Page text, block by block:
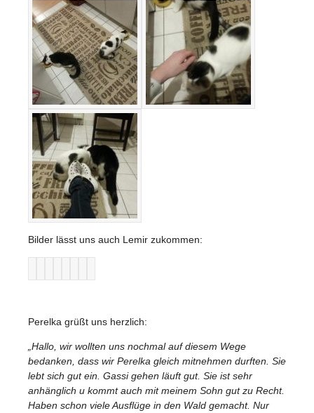
Bilder lässt uns auch Lemir zukommen:
Perelka grüßt uns herzlich:
„Hallo, wir wollten uns nochmal auf diesem Wege
bedanken, dass wir Perelka gleich mitnehmen durften. Sie
lebt sich gut ein. Gassi gehen läuft gut. Sie ist sehr
anhänglich u kommt auch mit meinem Sohn gut zu Recht.
Haben schon viele Ausflüge in den Wald gemacht. Nur